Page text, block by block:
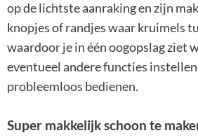
op de lichtste aanraking en zijn
knopjes of randjes waar kruimels
waardoor je in één oogopslag ziet
eventueel andere functies
probleemloos bedienen.
Super makkelijk schoon te